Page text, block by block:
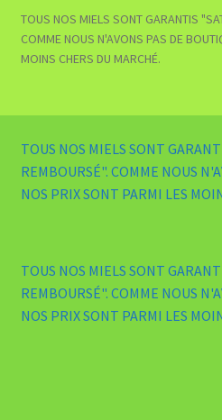
TOUS NOS MIELS SONT GARANTIS
COMME NOUS N'AVONS PAS DE
MOINS CHERS DU MARCHÉ.
TOUS NOS MIELS SONT
REMBOURSÉ". COMME NOUS
NOS PRIX SONT PARMI LES
TOUS NOS MIELS SONT
REMBOURSÉ". COMME NOUS
NOS PRIX SONT PARMI LES